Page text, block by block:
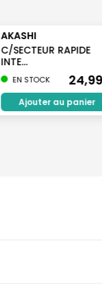
AKASHI
C/SECTEUR RAPIDE
INTE...
EN STOCK
Ajouter au panier